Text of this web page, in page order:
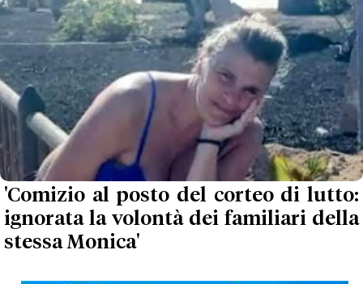
'Comizio al posto del corteo di lutto:
ignorata la volontà dei familiari della
stessa Monica'